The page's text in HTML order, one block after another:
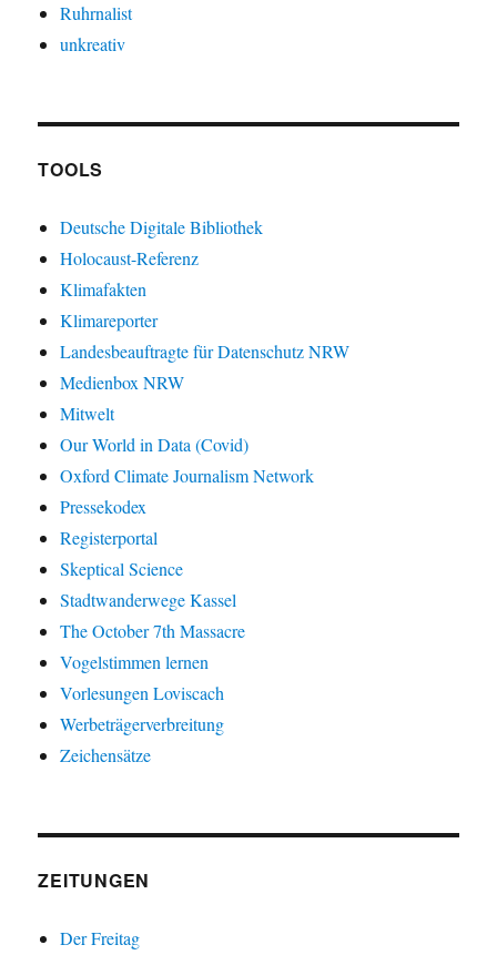
Ruhrnalist
unkreativ
TOOLS
Deutsche Digitale Bibliothek
Holocaust-Referenz
Klimafakten
Klimareporter
Landesbeauftragte für Datenschutz NRW
Medienbox NRW
Mitwelt
Our World in Data (Covid)
Oxford Climate Journalism Network
Pressekodex
Registerportal
Skeptical Science
Stadtwanderwege Kassel
The October 7th Massacre
Vogelstimmen lernen
Vorlesungen Loviscach
Werbeträgerverbreitung
Zeichensätze
ZEITUNGEN
Der Freitag